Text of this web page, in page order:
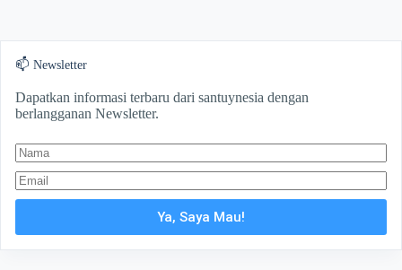
📫 Newsletter
Dapatkan informasi terbaru dari santuynesia dengan
berlangganan Newsletter.
Ya, Saya Mau!